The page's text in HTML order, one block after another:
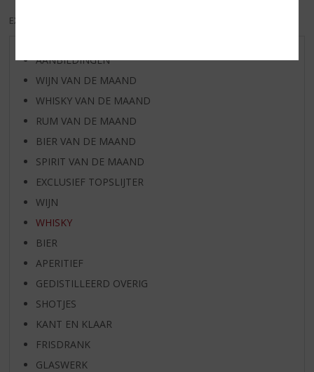
EXCL. BTW
AANBIEDINGEN
WIJN VAN DE MAAND
WHISKY VAN DE MAAND
RUM VAN DE MAAND
BIER VAN DE MAAND
SPIRIT VAN DE MAAND
EXCLUSIEF TOPSLIJTER
WIJN
WHISKY
BIER
APERITIEF
GEDISTILLEERD OVERIG
SHOTJES
KANT EN KLAAR
FRISDRANK
GLASWERK